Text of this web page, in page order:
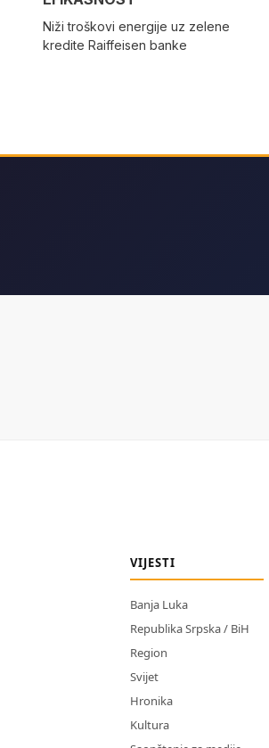
Niži troškovi energije uz zelene
kredite Raiffeisen banke
VIJESTI
Banja Luka
Republika Srpska / BiH
Region
Svijet
Hronika
Kultura